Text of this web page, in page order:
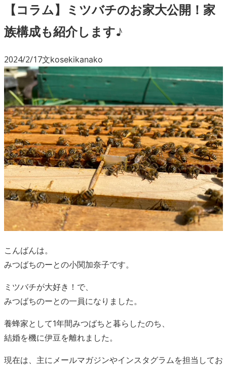
【コラム】ミツバチのお家大公開！家
族構成も紹介します♪
2024/2/17文kosekikanako
こんばんは。
みつばちのーとの小関加奈子です。
ミツバチが大好き！で、
みつばちのーとの一員になりました。
養蜂家として1年間みつばちと暮らしたのち、
結婚を機に伊豆を離れました。
現在は、主にメールマガジンやインスタグラムを担当してお